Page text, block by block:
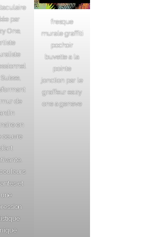
par
One,
de
en
œuvre
d’art
et
une
fresque
murale graffiti
pochoir
buvette a la
pointe
jonction par le
graffeur eazy
one a geneve